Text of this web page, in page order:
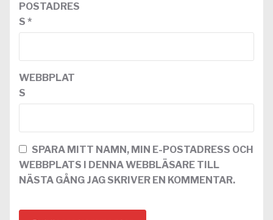
POSTADRES
S *
WEBBPLAT
S
SPARA MITT NAMN, MIN E-POSTADRESS OCH
WEBBPLATS I DENNA WEBBLÄSARE TILL
NÄSTA GÅNG JAG SKRIVER EN KOMMENTAR.